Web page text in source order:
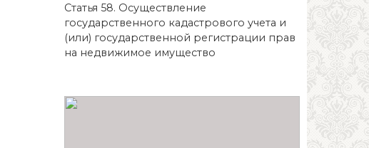
Статья 58. Осуществление
государственного кадастрового учета и
(или) государственной регистрации прав
на недвижимое имущество